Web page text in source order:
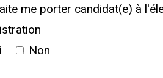
me porter candidat(e) à
Non